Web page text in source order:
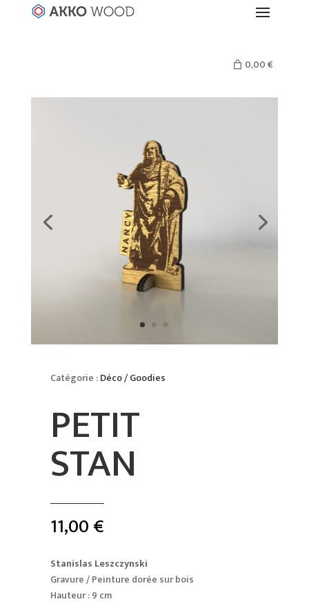
0,00 €
Catégorie :Déco / Goodies
PETIT
STAN
11,00€
Stanislas Leszczynski
Gravure / Peinture dorée sur bois
Hauteur : 9 cm